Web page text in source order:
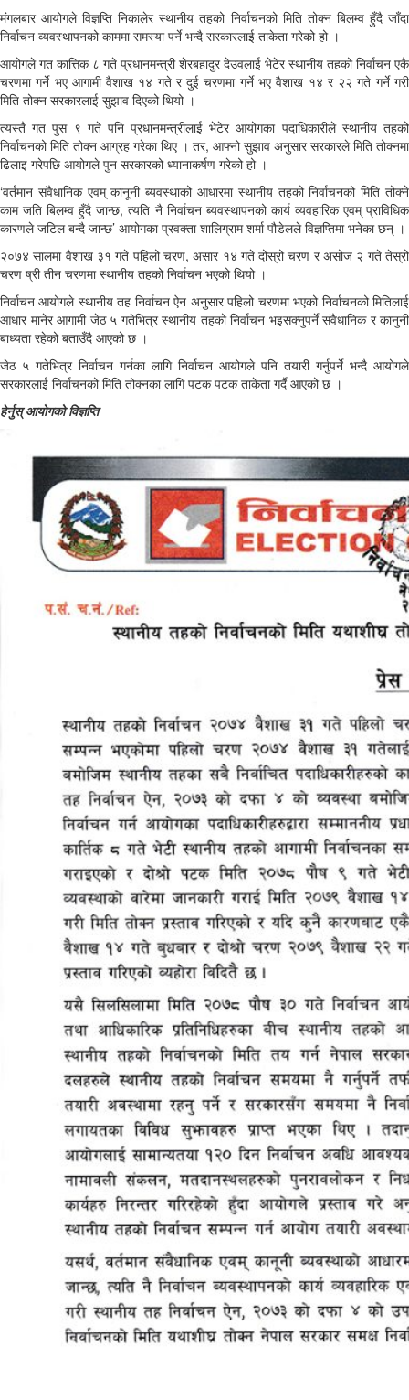
मंगलबार आयोगले विज्ञप्ति निकालेर स्थानीय तहको निर्वाचनको मिति तोक्न बिलम्व हुँदै जाँदा
निर्वाचन व्यवस्थापनको काममा समस्या पर्ने भन्दै सरकारलाई ताकेता गरेको हो ।
आयोगले गत कात्तिक ८ गते प्रधानमन्त्री शेरबहादुर देउवलाई भेटेर स्थानीय तहको निर्वाचन एकै
चरणमा गर्ने भए आगामी वैशाख १४ गते र दुई चरणमा गर्ने भए वैशाख १४ र २२ गते गर्ने गरी
मिति तोक्न सरकारलाई सुझाव दिएको थियो ।
त्यस्तै गत पुस ९ गते पनि प्रधानमन्त्रीलाई भेटेर आयोगका पदाधिकारीले स्थानीय तहको
निर्वाचनको मिति तोक्न आग्रह गरेका थिए । तर, आफ्नो सुझाव अनुसार सरकारले मिति तोक्नमा
ढिलाइ गरेपछि आयोगले पुन सरकारको ध्यानाकर्षण गरेको हो ।
‘वर्तमान संवैधानिक एवम् कानूनी ब्यवस्थाको आधारमा स्थानीय तहको निर्वाचनको मिति तोक्ने
काम जति बिलम्व हुँदै जान्छ, त्यति नै निर्वाचन ब्यवस्थापनको कार्य व्यवहारिक एवम् प्राविधिक
कारणले जटिल बन्दै जान्छ’ आयोगका प्रवक्ता शालिग्राम शर्मा पौडेलले विज्ञप्तिमा भनेका छन् ।
२०७४ सालमा वैशाख ३१ गते पहिलो चरण, असार १४ गते दोस्रो चरण र असोज २ गते तेस्रो
चरण ष्री तीन चरणमा स्थानीय तहको निर्वाचन भएको थियो ।
निर्वाचन आयोगले स्थानीय तह निर्वाचन ऐन अनुसार पहिलो चरणमा भएको निर्वाचनको मितिलाई
आधार मानेर आगामी जेठ ५ गतेभित्र स्थानीय तहको निर्वाचन भइसक्नुपर्ने संवैधानिक र कानुनी
बाध्यता रहेको बताउँदै आएको छ ।
जेठ ५ गतेभित्र निर्वाचन गर्नका लागि निर्वाचन आयोगले पनि तयारी गर्नुपर्ने भन्दै आयोगले
सरकारलाई निर्वाचनको मिति तोक्नका लागि पटक पटक ताकेता गर्दै आएको छ ।
हेर्नुस् आयोगको विज्ञप्ति